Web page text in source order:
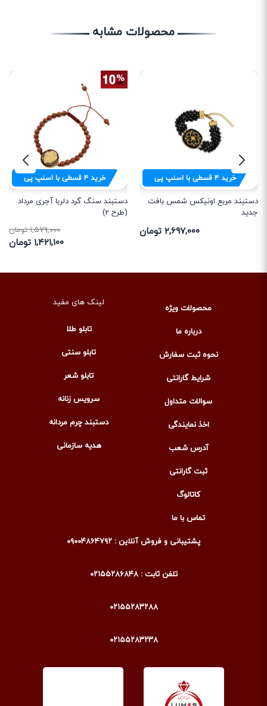
محصولات مشابه
خرید۴قسطی با اسنپ پی
دستبند مربع اونیکس شمس بافت
جدید
۲,۶۹۷,۰۰۰ تومان
خرید۴قسطی با اسنپ پی
دستبند سنگ گرد دلربا آجری مرداد
(طرح 2)
۱,۵۷۹,۰۰۰ تومان
۱,۴۲۱,۱۰۰ تومان
محصولات ویژه
درباره ما
نحوه ثبت سفارش
شرایط گارانتی
سوالات متداول
اخذ نمایندگی
آدرس شعب
ثبت گارانتی
کاتالوگ
تماس با ما
لینک های مفید
تابلو طلا
تابلو سنتی
تابلو شعر
سرویس زنانه
دستبند چرم مردانه
هدیه سازمانی
پشتیبانی و فروش آنلاین : ۰۹۰۰۴۸۶۴۷۹۲
تلفن ثابت : ۰۲۱۵۵۲۸۶۸۴۸
۰۲۱۵۵۲۸۳۲۸۸
۰۲۱۵۵۲۸۳۲۳۸